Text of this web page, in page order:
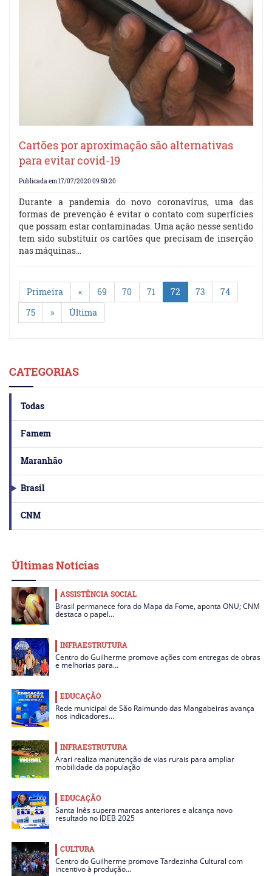
Cartões por aproximação são alternativas
para evitar covid-19
Publicada em 17/07/2020 09:50:20
Durante a pandemia do novo coronavírus, uma das
formas de prevenção é evitar o contato com superfícies
que possam estar contaminadas. Uma ação nesse sentido
tem sido substituir os cartões que precisam de inserção
nas máquinas…
Primeira « 69 70 71 72 73
74
75
» Última
CATEGORIAS
Todas
Famem
Maranhão
Brasil
CNM
Últimas Notícias
ASSISTÊNCIA SOCIAL
Brasil permanece fora do Mapa da Fome, aponta ONU; CNM
destaca o papel…
INFRAESTRUTURA
Centro do Guilherme promove ações com entregas de obras
e melhorias para…
EDUCAÇÃO
Rede municipal de São Raimundo das Mangabeiras avança
nos indicadores…
INFRAESTRUTURA
Arari realiza manutenção de vias rurais para ampliar
mobilidade da população
EDUCAÇÃO
Santa Inês supera marcas anteriores e alcança novo
resultado no IDEB 2025
CULTURA
Centro do Guilherme promove Tardezinha Cultural com
incentivo à produção…